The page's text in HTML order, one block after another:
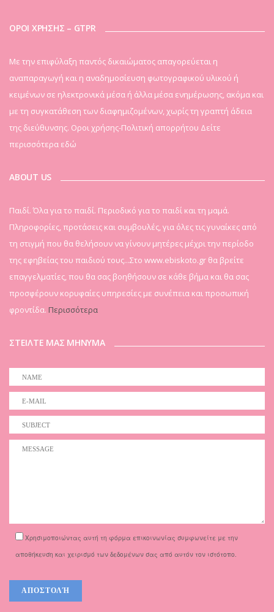
ΟΡΟΙ ΧΡΗΣΗΣ – GTPR
Mε την επιφύλαξη παντός δικαιώματος απαγορεύεται η
αναπαραγωγή και η αναδημοσίευση φωτογραφικού υλικού ή
κειμένων σε ηλεκτρονικά μέσα ή άλλα μέσα ενημέρωσης, ακόμα και
με τη συγκατάθεση των διαφημιζομένων, χωρίς τη γραπτή άδεια
της διεύθυνσης. Οροι χρήσης-Πολιτική απορρήτου Δείτε
περισσότερα εδώ
ABOUT US
Παιδί. Όλα για το παιδί. Περιοδικό για το παιδί και τη μαμά.
Πληροφορίες, προτάσεις και συμβουλές, για όλες τις γυναίκες από
τη στιγμή που θα θελήσουν να γίνουν μητέρες μέχρι την περίοδο
της εφηβείας του παιδιού τους...Στο www.ebiskoto.gr θα βρείτε
επαγγελματίες, που θα σας βοηθήσουν σε κάθε βήμα και θα σας
προσφέρουν κορυφαίες υπηρεσίες με συνέπεια και προσωπική
φροντίδα. Περισσότερα
ΣΤΕΙΛΤΕ ΜΑΣ ΜΗΝΥΜΑ
Χρησιμοποιώντας αυτή τη φόρμα επικοινωνίας συμφωνείτε με την
αποθήκευση και χειρισμό των δεδομένων σας από αυτόν τον ιστότοπο.